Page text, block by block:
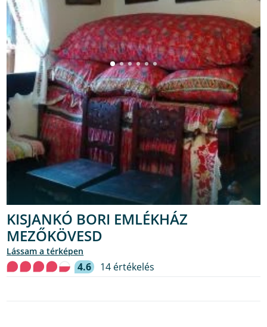
KISJANKÓ BORI EMLÉKHÁZ
MEZŐKÖVESD
lássam a térképen
4.6 14 értékelés